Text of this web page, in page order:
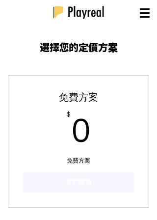
選擇您的定價方案
免費方案
$ 0
免費方案